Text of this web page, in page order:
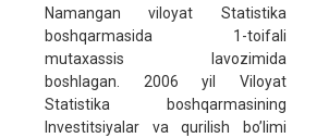
Namangan viloyat Statistika
boshqarmasida 1-toifali
mutaxassis lavozimida
boshlagan. 2006 yil Viloyat
Statistika boshqarmasining
Investitsiyalar va qurilish bo’limi